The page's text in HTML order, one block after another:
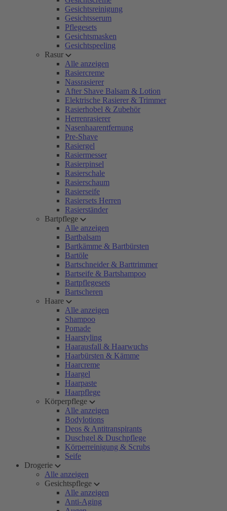
Gesichtsreinigung
Gesichtsserum
Pflegesets
Gesichtsmasken
Gesichtspeeling
Rasur
Alle anzeigen
Rasiercreme
Nassrasierer
After Shave Balsam & Lotion
Elektrische Rasierer & Trimmer
Rasierhobel & Zubehör
Herrenrasierer
Nasenhaarentfernung
Pre-Shave
Rasiergel
Rasiermesser
Rasierpinsel
Rasierschale
Rasierschaum
Rasierseife
Rasiersets Herren
Rasierständer
Bartpflege
Alle anzeigen
Bartbalsam
Bartkämme & Bartbürsten
Bartöle
Bartschneider & Barttrimmer
Bartseife & Bartshampoo
Bartpflegesets
Bartscheren
Haare
Alle anzeigen
Shampoo
Pomade
Haarstyling
Haarausfall & Haarwuchs
Haarbürsten & Kämme
Haarcreme
Haargel
Haarpaste
Haarpflege
Körperpflege
Alle anzeigen
Bodylotions
Deos & Antitranspirants
Duschgel & Duschpflege
Körperreinigung & Scrubs
Seife
Drogerie
Alle anzeigen
Gesichtspflege
Alle anzeigen
Anti-Aging